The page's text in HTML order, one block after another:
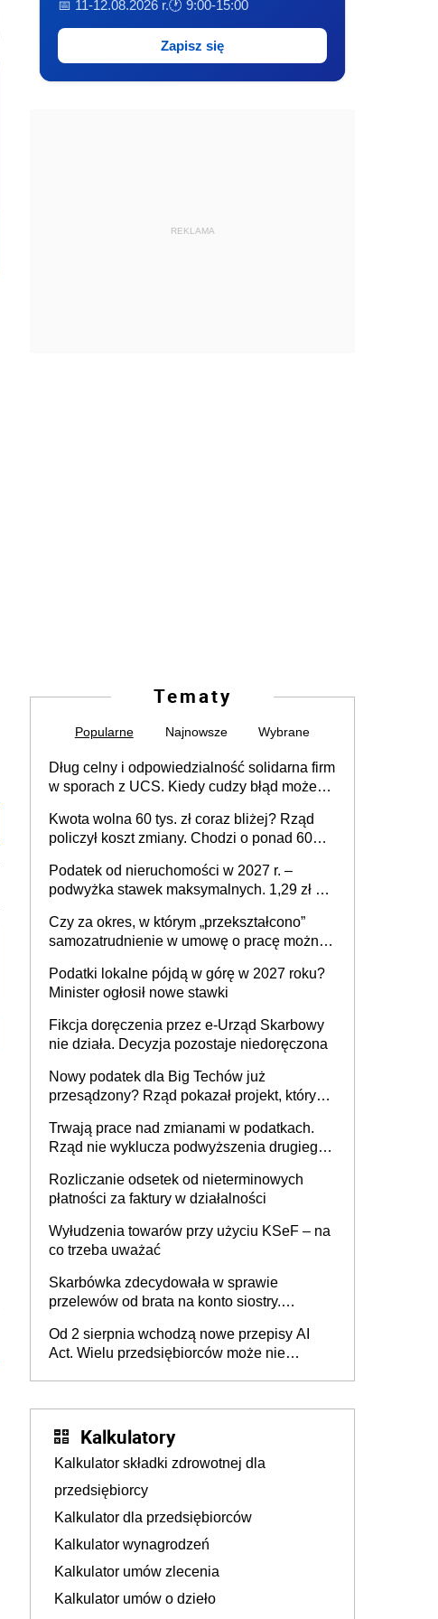
📅 11-12.08.2026 r.🕐 9:00-15:00
Zapisz się
REKLAMA
Tematy
Popularne Najnowsze Wybrane
Dług celny i odpowiedzialność solidarna firm
w sporach z UCS. Kiedy cudzy błąd może
Kwota wolna 60 tys. zł coraz bliżej? Rząd
policzył koszt zmiany. Chodzi o ponad 60
Podatek od nieruchomości w 2027 r. –
podwyżka stawek maksymalnych. 1,29 zł za
budynków i lokali związanych z
prowadzeniem działalności gospodarczej
Czy za okres, w którym „przekształcono”
samozatrudnienie w umowę o pracę można
umowy cywilnoprawnej jedynym
racjonalnym wyjściem
Podatki lokalne pójdą w górę w 2027 roku?
Minister ogłosił nowe stawki
Fikcja doręczenia przez e-Urząd Skarbowy
nie działa. Decyzja pozostaje niedoręczona
Nowy podatek dla Big Techów już
przesądzony? Rząd pokazał projekt, który
Trwają prace nad zmianami w podatkach.
Rząd nie wyklucza podwyższenia drugiego
Rozliczanie odsetek od nieterminowych
płatności za faktury w działalności
Wyłudzenia towarów przy użyciu KSeF – na
co trzeba uważać
Skarbówka zdecydowała w sprawie
przelewów od brata na konto siostry.
darowizna, ale podatku jednak nie będzie
Od 2 sierpnia wchodzą nowe przepisy AI
Act. Wielu przedsiębiorców może nie
Kalkulatory
Kalkulator składki zdrowotnej dla
przedsiębiorcy
Kalkulator dla przedsiębiorców
Kalkulator wynagrodzeń
Kalkulator umów zlecenia
Kalkulator umów o dzieło